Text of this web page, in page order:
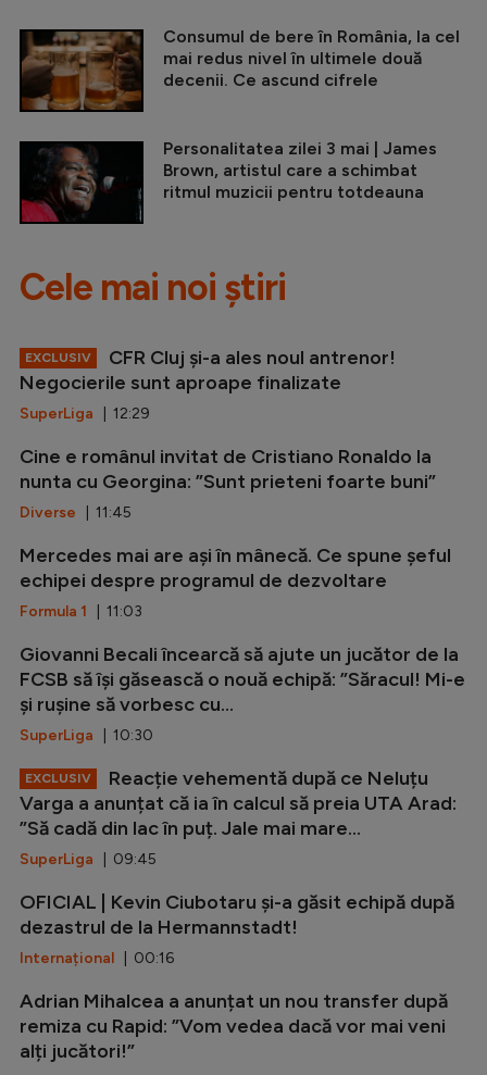
Consumul de bere în România, la cel
mai redus nivel în ultimele două
decenii. Ce ascund cifrele
Personalitatea zilei 3 mai | James
Brown, artistul care a schimbat
ritmul muzicii pentru totdeauna
Cele mai noi știri
EXCLUSIV
CFR Cluj și-a ales noul antrenor!
Negocierile sunt aproape finalizate
SuperLiga | 12:29
Cine e românul invitat de Cristiano Ronaldo la
nunta cu Georgina: ”Sunt prieteni foarte buni”
Diverse | 11:45
Mercedes mai are ași în mânecă. Ce spune șeful
echipei despre programul de dezvoltare
Formula 1 | 11:03
Giovanni Becali încearcă să ajute un jucător de la
FCSB să își găsească o nouă echipă: ”Săracul! Mi-e
și rușine să vorbesc cu...
SuperLiga | 10:30
EXCLUSIV
Reacție vehementă după ce Neluțu
Varga a anunțat că ia în calcul să preia UTA Arad:
”Să cadă din lac în puț. Jale mai mare...
SuperLiga | 09:45
OFICIAL | Kevin Ciubotaru și-a găsit echipă după
dezastrul de la Hermannstadt!
Internațional | 00:16
Adrian Mihalcea a anunțat un nou transfer după
remiza cu Rapid: ”Vom vedea dacă vor mai veni
alți jucători!”